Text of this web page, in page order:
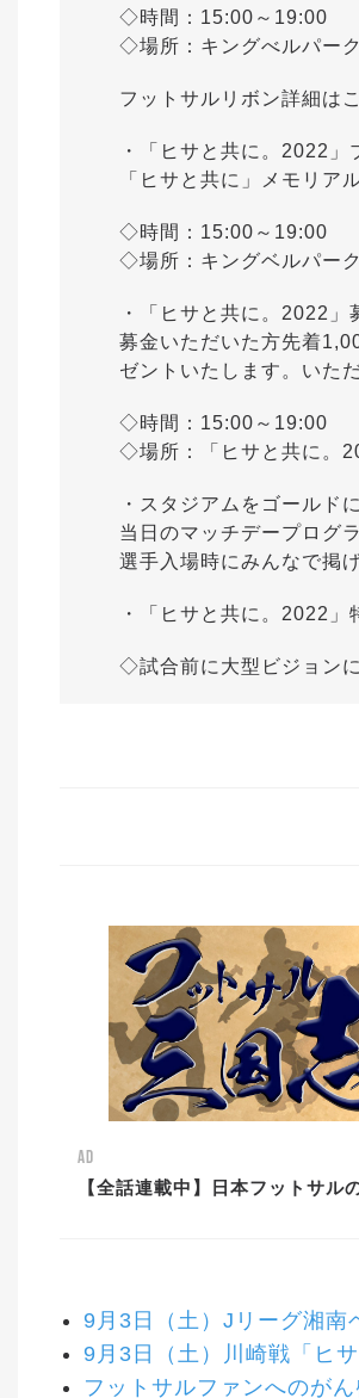
◇時間：15:00～19:00
◇場所：キングべルパーク
フットサルリボン詳細は
・「ヒサと共に。2022」
「ヒサと共に」メモリア
◇時間：15:00～19:00
◇場所：キングベルパーク
・「ヒサと共に。2022」
募金いただいた方先着
ゼントいたします。いた
◇時間：15:00～19:00
◇場所：「ヒサと共に。
・スタジアムをゴールド
当日のマッチデープログ
選手入場時にみんなで掲
・「ヒサと共に。2022」
◇試合前に大型ビジョン
AD
【全話連載中】日本フットサ
9月3日（土）Jリーグ湘南
9月3日（土）川崎戦「ヒ
フットサルファンへのが